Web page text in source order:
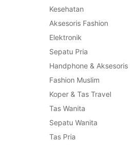
Kesehatan
Aksesoris Fashion
Elektronik
Sepatu Pria
Handphone & Aksesoris
Fashion Muslim
Koper & Tas Travel
Tas Wanita
Sepatu Wanita
Tas Pria